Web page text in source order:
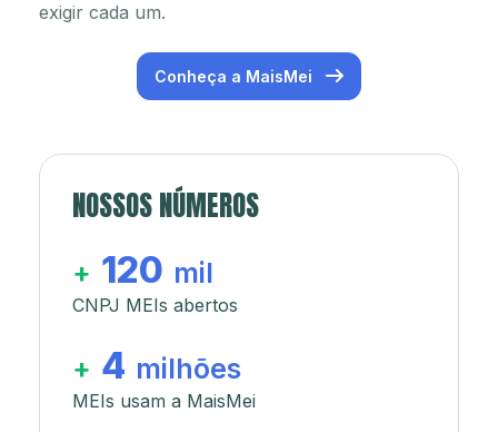
exigir cada um.
Conheça a MaisMei
NOSSOS NÚMEROS
+ 120 mil
CNPJ MEIs abertos
+ 4 milhões
MEIs usam a MaisMei